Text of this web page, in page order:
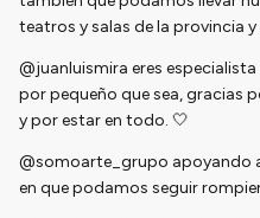
teatros y salas de la provincia
@juanluismira eres
por pequeño que sea, gracias
y por estar en todo. 🤍
@somoarte_grupo apoyando
en que podamos seguir